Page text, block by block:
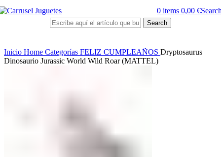
0 items 0,00 €
Search
Inicio Home Categorías FELIZ CUMPLEAÑOS Dryptosaurus
Dinosaurio Jurassic World Wild Roar (MATTEL)